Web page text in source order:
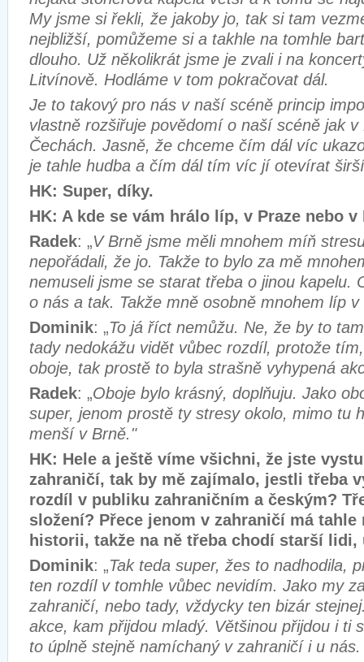
My jsme si řekli, že jakoby jo, tak si tam
nejbližší, pomůžeme si a takhle na tomhle
dlouho. Už několikrát jsme je zvali i na
Litvínově. Hodláme v tom pokračovat dál.
Je to takový pro nás v naší scéně princip
vlastně rozšiřuje povědomí o naší scéně jak
Čechách. Jasně, že chceme čím dál víc
je tahle hudba a čím dál tím víc jí otevírat
HK: Super, díky.
HK: A kde se vám hrálo líp, v Praze nebo v
Radek: „V Brně jsme měli mnohem míň
nepořádali, že jo. Takže to bylo za mě
nemuseli jsme se starat třeba o jinou kapelu.
o nás a tak. Takže mně osobně mnohem líp v
Dominik: „To já říct nemůžu. Ne, že by to
tady nedokážu vidět vůbec rozdíl, protože
oboje, tak prostě to byla strašně vyhypená
Radek: „Oboje bylo krásný, doplňuju. Jako
super, jenom prostě ty stresy okolo, mimo tu
menší v Brně."
HK: Hele a ještě víme všichni, že jste
zahraničí, tak by mě zajímalo, jestli třeba
rozdíl v publiku zahraničním a českým?
složení? Přece jenom v zahraničí má tahle
historii, takže na ně třeba chodí starší lidi,
Dominik: „Tak teda super, žes to nadhodila,
ten rozdíl v tomhle vůbec nevidím. Jako my
zahraničí, nebo tady, vždycky ten bizár
akce, kam přijdou mladý. Většinou přijdou i ti
to úplně stejně namíchaný v zahraničí i u nás.